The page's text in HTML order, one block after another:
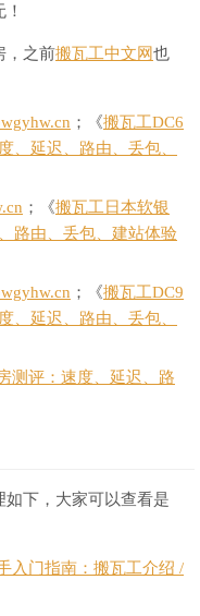
，之前搬瓦工中文网也
；《搬瓦工DC6
、延迟、路由、丢包、
；《搬瓦工日本软银
路由、丢包、建站体验
；《搬瓦工DC9
、延迟、路由、丢包、
测评：速度、延迟、路
下，大家可以查看是
入门指南：搬瓦工介绍 /